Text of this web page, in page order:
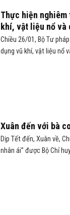
Thực hiện
khí, vật liệu nổ và
Chiều 26/01, Bộ Tư
dụng vũ khí, vật liệu nổ
Xuân đến với bà
Dịp Tết đến, Xuân về,
nhân ái” được Bộ Chỉ